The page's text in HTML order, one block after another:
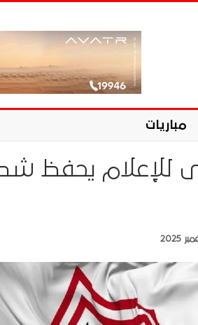
مباريات
للإعلام يحفظ